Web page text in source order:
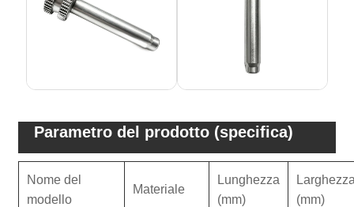
Parametro del prodotto (specifica)
Nome del
modello
Materiale
Lunghezza
(mm)
(mm)